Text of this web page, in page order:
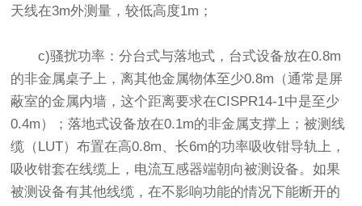
天线在3m外测量，较低高度1m；
c)骚扰功率：分台式与落地式，台式设备放在0.8m
的非金属桌子上，离其他金属物体至少0.8m（通常是屏
蔽室的金属内墙，这个距离要求在CISPR14-1中是至少
0.4m）；落地式设备放在0.1m的非金属支撑上；被测线
缆（LUT）布置在高0.8m、长6m的功率吸收钳导轨上，
吸收钳套在线缆上，电流互感器端朝向被测设备。如果
被测设备有其他线缆，在不影响功能的情况下能断开的